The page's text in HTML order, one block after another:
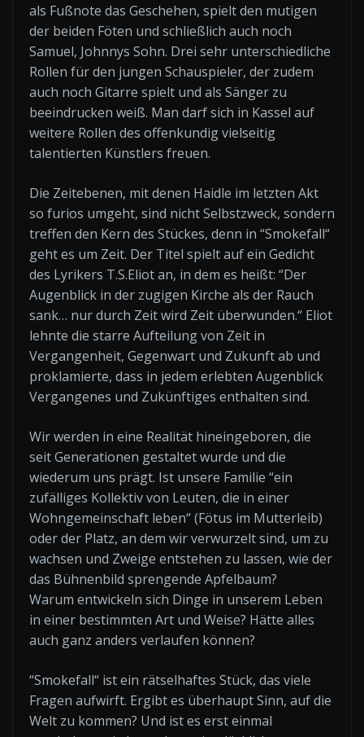
als Fußnote das Geschehen, spielt den mutigen
der beiden Föten und schließlich auch noch
Samuel, Johnnys Sohn. Drei sehr unterschiedliche
Rollen für den jungen Schauspieler, der zudem
auch noch Gitarre spielt und als Sänger zu
beeindrucken weiß. Man darf sich in Kassel auf
weitere Rollen des offenkundig vielseitig
talentierten Künstlers freuen.
Die Zeitebenen, mit denen Haidle im letzten Akt
so furios umgeht, sind nicht Selbstzweck, sondern
treffen den Kern des Stückes, denn in “Smokefall“
geht es um Zeit. Der Titel spielt auf ein Gedicht
des Lyrikers T.S.Eliot an, in dem es heißt: “Der
Augenblick in der zugigen Kirche als der Rauch
sank… nur durch Zeit wird Zeit überwunden.“ Eliot
lehnte die starre Aufteilung von Zeit in
Vergangenheit, Gegenwart und Zukunft ab und
proklamierte, dass in jedem erlebten Augenblick
Vergangenes und Zukünftiges enthalten sind.
Wir werden in eine Realität hineingeboren, die
seit Generationen gestaltet wurde und die
wiederum uns prägt. Ist unsere Familie “ein
zufälliges Kollektiv von Leuten, die in einer
Wohngemeinschaft leben“ (Fötus im Mutterleib)
oder der Platz, an dem wir verwurzelt sind, um zu
wachsen und Zweige entstehen zu lassen, wie der
das Bühnenbild sprengende Apfelbaum?
Warum entwickeln sich Dinge in unserem Leben
in einer bestimmten Art und Weise? Hätte alles
auch ganz anders verlaufen können?
“Smokefall“ ist ein rätselhaftes Stück, das viele
Fragen aufwirft. Ergibt es überhaupt Sinn, auf die
Welt zu kommen? Und ist es erst einmal